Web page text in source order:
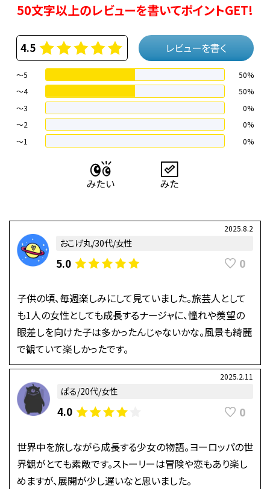
50文字以上のレビューを書いてポイントGET!
4.5 レビューを書く
～5
50%
～4
50%
〜3
0%
〜2
0%
〜1
0%
2025.8.2
おこげ丸/30代/女性
5.0 0
子供の頃、毎週楽しみにして見ていました。旅芸人として
も1人の女性としても成長するナージャに、憧れや羨望の
眼差しを向けた子は多かったんじゃないかな。風景も綺麗
で観ていて楽しかったです。
2025.2.11
ぱる/20代/女性
4.0 0
世界中を旅しながら成長する少女の物語。ヨーロッパの世
界観がとても素敵です。ストーリーは冒険や恋もあり楽し
めますが、展開が少し遅いなと思いました。